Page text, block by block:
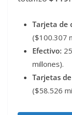
Tarjeta de
($100.307
Efectivo:
millones).
Tarjetas
($58.526